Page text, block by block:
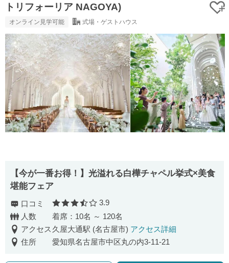
トリフォーリア NAGOYA)
オンライン見学可能 式場・ゲストハウス
【今が一番お得！】光溢れる白樺チャペル挙式×美食
堪能フェア
口コミ 口コミ評価
3.9
人数
着席：10名 ～ 120名
アクセス 久屋大通駅 (名古屋市) アクセス詳細
住所
愛知県名古屋市中区丸の内3-11-21